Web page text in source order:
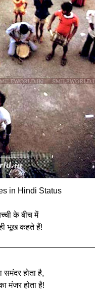
in Hindi Status
के बीच में
भूख कहते हैं!
समंदर होता है,
मंजर होता है!